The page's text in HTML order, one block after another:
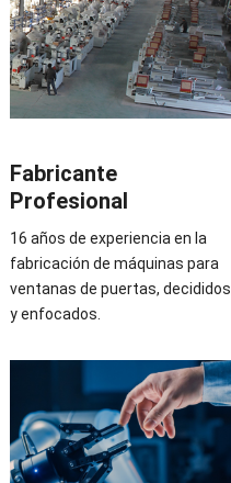
Fabricante
Profesional
16 años de experiencia en la
fabricación de máquinas para
ventanas de puertas, decididos
y enfocados.